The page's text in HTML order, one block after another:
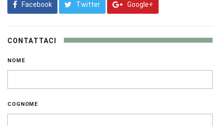
Facebook Twitter Google+
CONTATTACI
NOME
COGNOME